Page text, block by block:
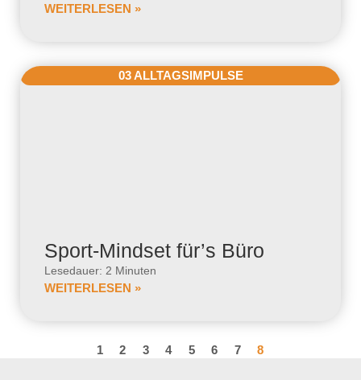
WEITERLESEN »
03 ALLTAGSIMPULSE
Sport-Mindset für’s Büro
Lesedauer: 2 Minuten
WEITERLESEN »
1 2 3 4 5 6 7 8